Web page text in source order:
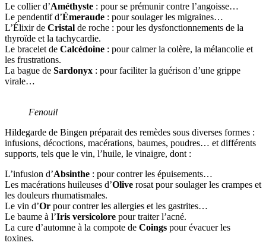
Le collier d’Améthyste : pour se prémunir contre l’angoisse…
Le pendentif d’Émeraude : pour soulager les migraines…
L’Élixir de Cristal de roche : pour les dysfonctionnements de la
thyroïde et la tachycardie.
Le bracelet de Calcédoine : pour calmer la colère, la mélancolie et
les frustrations.
La bague de Sardonyx : pour faciliter la guérison d’une grippe
virale…
Fenouil
Hildegarde de Bingen préparait des remèdes sous diverses formes :
infusions, décoctions, macérations, baumes, poudres… et différents
supports, tels que le vin, l’huile, le vinaigre, dont :
L’infusion d’Absinthe : pour contrer les épuisements…
Les macérations huileuses d’Olive rosat pour soulager les crampes et
les douleurs rhumatismales.
Le vin d’Or pour contrer les allergies et les gastrites…
Le baume à l’Iris versicolore pour traiter l’acné.
La cure d’automne à la compote de Coings pour évacuer les
toxines.